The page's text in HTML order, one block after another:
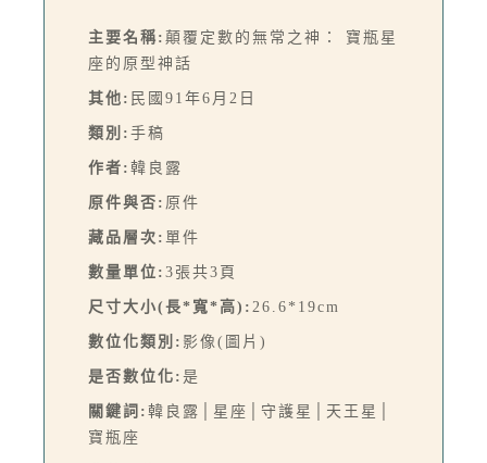
主要名稱: 顛覆定數的無常之神： 寶瓶星
座的原型神話
其他: 民國91年6月2日
類別: 手稿
作者: 韓良露
原件與否: 原件
藏品層次: 單件
數量單位: 3張共3頁
尺寸大小(長*寬*高): 26.6*19cm
數位化類別: 影像(圖片)
是否數位化: 是
關鍵詞: 韓良露│星座│守護星│天王星│
寶瓶座